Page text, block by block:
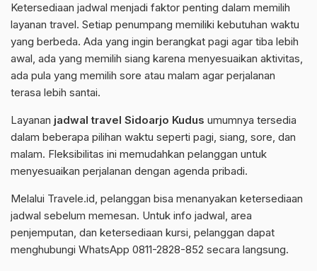
Ketersediaan jadwal menjadi faktor penting dalam memilih
layanan travel. Setiap penumpang memiliki kebutuhan waktu
yang berbeda. Ada yang ingin berangkat pagi agar tiba lebih
awal, ada yang memilih siang karena menyesuaikan aktivitas,
ada pula yang memilih sore atau malam agar perjalanan
terasa lebih santai.
Layanan jadwal travel Sidoarjo Kudus umumnya tersedia
dalam beberapa pilihan waktu seperti pagi, siang, sore, dan
malam. Fleksibilitas ini memudahkan pelanggan untuk
menyesuaikan perjalanan dengan agenda pribadi.
Melalui Travele.id, pelanggan bisa menanyakan ketersediaan
jadwal sebelum memesan. Untuk info jadwal, area
penjemputan, dan ketersediaan kursi, pelanggan dapat
menghubungi WhatsApp 0811-2828-852 secara langsung.